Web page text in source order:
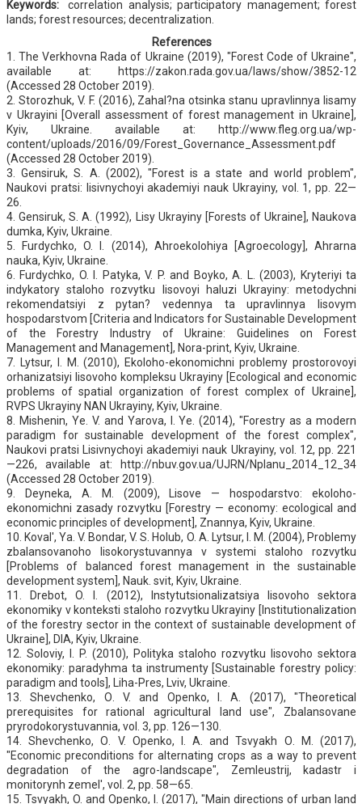
Keywords:
correlation analysis; participatory management; forest
lands; forest resources; decentralization.
References
1. The Verkhovna Rada of Ukraine (2019), "Forest Code of Ukraine",
available at: https://zakon.rada.gov.ua/laws/show/3852-12
(Accessed 28 October 2019).
2. Storozhuk, V. F. (2016), Zahal?na otsinka stanu upravlinnya lisamy
v Ukrayini [Overall assessment of forest management in Ukraine],
Kyiv, Ukraine. available at: http://www.fleg.org.ua/wp-
content/uploads/2016/09/Forest_Governance_Assessment.pdf
(Accessed 28 October 2019).
3. Gensiruk, S. A. (2002), "Forest is a state and world problem",
Naukovi pratsi: lisivnychoyi akademiyi nauk Ukrayiny, vol. 1, pp. 22—
26.
4. Gensiruk, S. A. (1992), Lisy Ukrayiny [Forests of Ukraine], Naukova
dumka, Kyiv, Ukraine.
5. Furdychko, O. I. (2014), Ahroekolohiya [Agroecology], Ahrarna
nauka, Kyiv, Ukraine.
6. Furdychko, O. I. Patyka, V. P. and Boyko, A. L. (2003), Kryteriyi ta
indykatory staloho rozvytku lisovoyi haluzi Ukrayiny: metodychni
rekomendatsiyi z pytan? vedennya ta upravlinnya lisovym
hospodarstvom [Criteria and Indicators for Sustainable Development
of the Forestry Industry of Ukraine: Guidelines on Forest
Management and Management], Nora-print, Kyiv, Ukraine.
7. Lytsur, I. M. (2010), Ekoloho-ekonomichni problemy prostorovoyi
orhanizatsiyi lisovoho kompleksu Ukrayiny [Ecological and economic
problems of spatial organization of forest complex of Ukraine],
RVPS Ukrayiny NAN Ukrayiny, Kyiv, Ukraine.
8. Mishenin, Ye. V. and Yarova, I. Ye. (2014), "Forestry as a modern
paradigm for sustainable development of the forest complex",
Naukovi pratsi Lisivnychoyi akademiyi nauk Ukrayiny, vol. 12, pp. 221
—226, available at: http://nbuv.gov.ua/UJRN/Nplanu_2014_12_34
(Accessed 28 October 2019).
9. Deyneka, A. M. (2009), Lisove — hospodarstvo: ekoloho-
ekonomichni zasady rozvytku [Forestry — economy: ecological and
economic principles of development], Znannya, Kyiv, Ukraine.
10. Koval', Ya. V. Bondar, V. S. Holub, O. A. Lytsur, I. M. (2004), Problemy
zbalansovanoho lisokorystuvannya v systemi staloho rozvytku
[Problems of balanced forest management in the sustainable
development system], Nauk. svit, Kyiv, Ukraine.
11. Drebot, O. I. (2012), Instytutsionalizatsiya lisovoho sektora
ekonomiky v konteksti staloho rozvytku Ukrayiny [Institutionalization
of the forestry sector in the context of sustainable development of
Ukraine], DIA, Kyiv, Ukraine.
12. Soloviy, I. P. (2010), Polityka staloho rozvytku lisovoho sektora
ekonomiky: paradyhma ta instrumenty [Sustainable forestry policy:
paradigm and tools], Liha-Pres, Lviv, Ukraine.
13. Shevchenko, О. V. and Openko, I. A. (2017), "Theoretical
prerequisites for rational agricultural land use", Zbalansovane
pryrodokorystuvannia, vol. 3, pp. 126—130.
14. Shevchenko, О. V. Openko, I. A. and Tsvyakh О. М. (2017),
"Economic preconditions for alternating crops as a way to prevent
degradation of the agro-landscape", Zemleustrij, kadastr i
monitorynh zemel', vol. 2, pp. 58—65.
15. Tsvyakh, O. and Openko, І. (2017), "Main directions of urban land